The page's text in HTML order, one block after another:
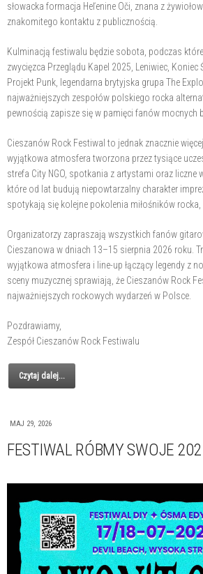
słowacka formacja Heľenine Oči, znana z
znakomitego kontaktu z publicznością.
Kulminacją festiwalu będzie sobota, podczas
zwycięzca Przeglądu Kapel 2025, Leniwiec, Koniec
Projekt Punk, legendarna brytyjska grupa The
najważniejszych zespołów polskiego rocka
pewnością zapisze się w pamięci fanów mocnych
Cieszanów Rock Festiwal to jednak znacznie
wyjątkowa atmosfera tworzona przez tysiące
strefa City NGO, spotkania z artystami oraz liczne
które od lat budują niepowtarzalny charakter
spotykają się kolejne pokolenia miłośników rocka,
Organizatorzy zapraszają wszystkich fanów
Cieszanowa w dniach 13–15 sierpnia 2026 roku.
wyjątkowa atmosfera i line-up łączący legendy z
sceny muzycznej sprawiają, że Cieszanów Rock
najważniejszych rockowych wydarzeń w Polsce.
Pozdrawiamy,
Zespół Cieszanów Rock Festiwalu
Czytaj dalej...
MAJ 29, 2026
FESTIWAL RÓBMY SWOJE